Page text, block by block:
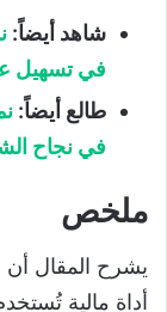
شاهد أيضاً:
في تسهيل
طالع أيضاً:
في نجاح
ملخص
يشرح المقال أن
أداة مالية